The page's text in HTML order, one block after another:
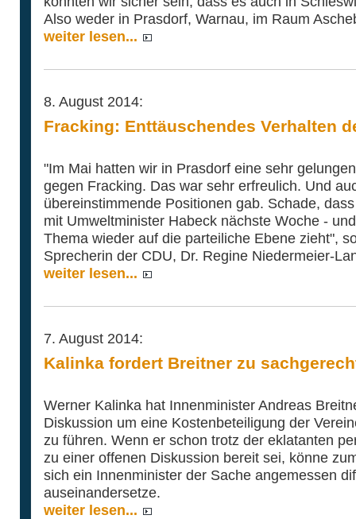
Also weder in Prasdorf, Warnau, im Raum
weiter lesen...
8. August 2014:
Fracking: Enttäuschendes Verhalten
"Im Mai hatten wir in Prasdorf eine sehr
gegen Fracking. Das war sehr erfreulich. Und
übereinstimmende Positionen gab. Schade,
mit Umweltminister Habeck nächste Woche -
Thema wieder auf die parteiliche Ebene zieht",
Sprecherin der CDU, Dr. Regine Niedermeier-
weiter lesen...
7. August 2014:
Kalinka fordert Breitner zu
Werner Kalinka hat Innenminister Andreas
Diskussion um eine Kostenbeteiligung der
zu führen. Wenn er schon trotz der eklatanten
zu einer offenen Diskussion bereit sei, könne
sich ein Innenminister der Sache angemessen
auseinandersetze.
weiter lesen...